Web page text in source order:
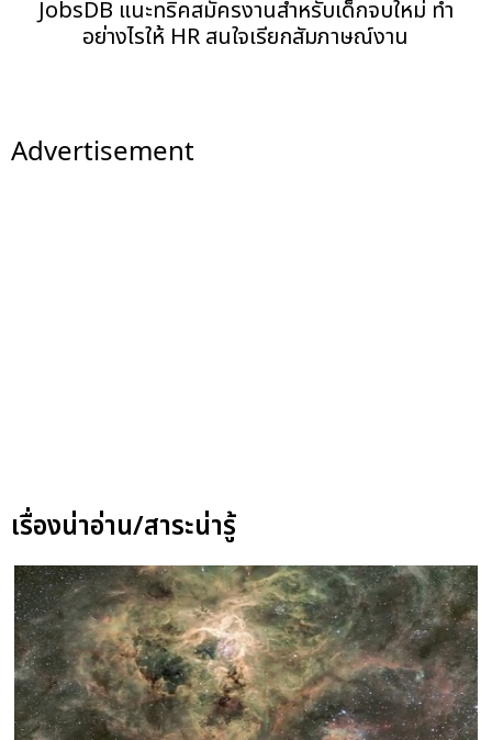
JobsDB แนะทริคสมัครงานสำหรับเด็กจบใหม่ ทำ
อย่างไรให้ HR สนใจเรียกสัมภาษณ์งาน
Advertisement
เรื่องน่าอ่าน/สาระน่ารู้